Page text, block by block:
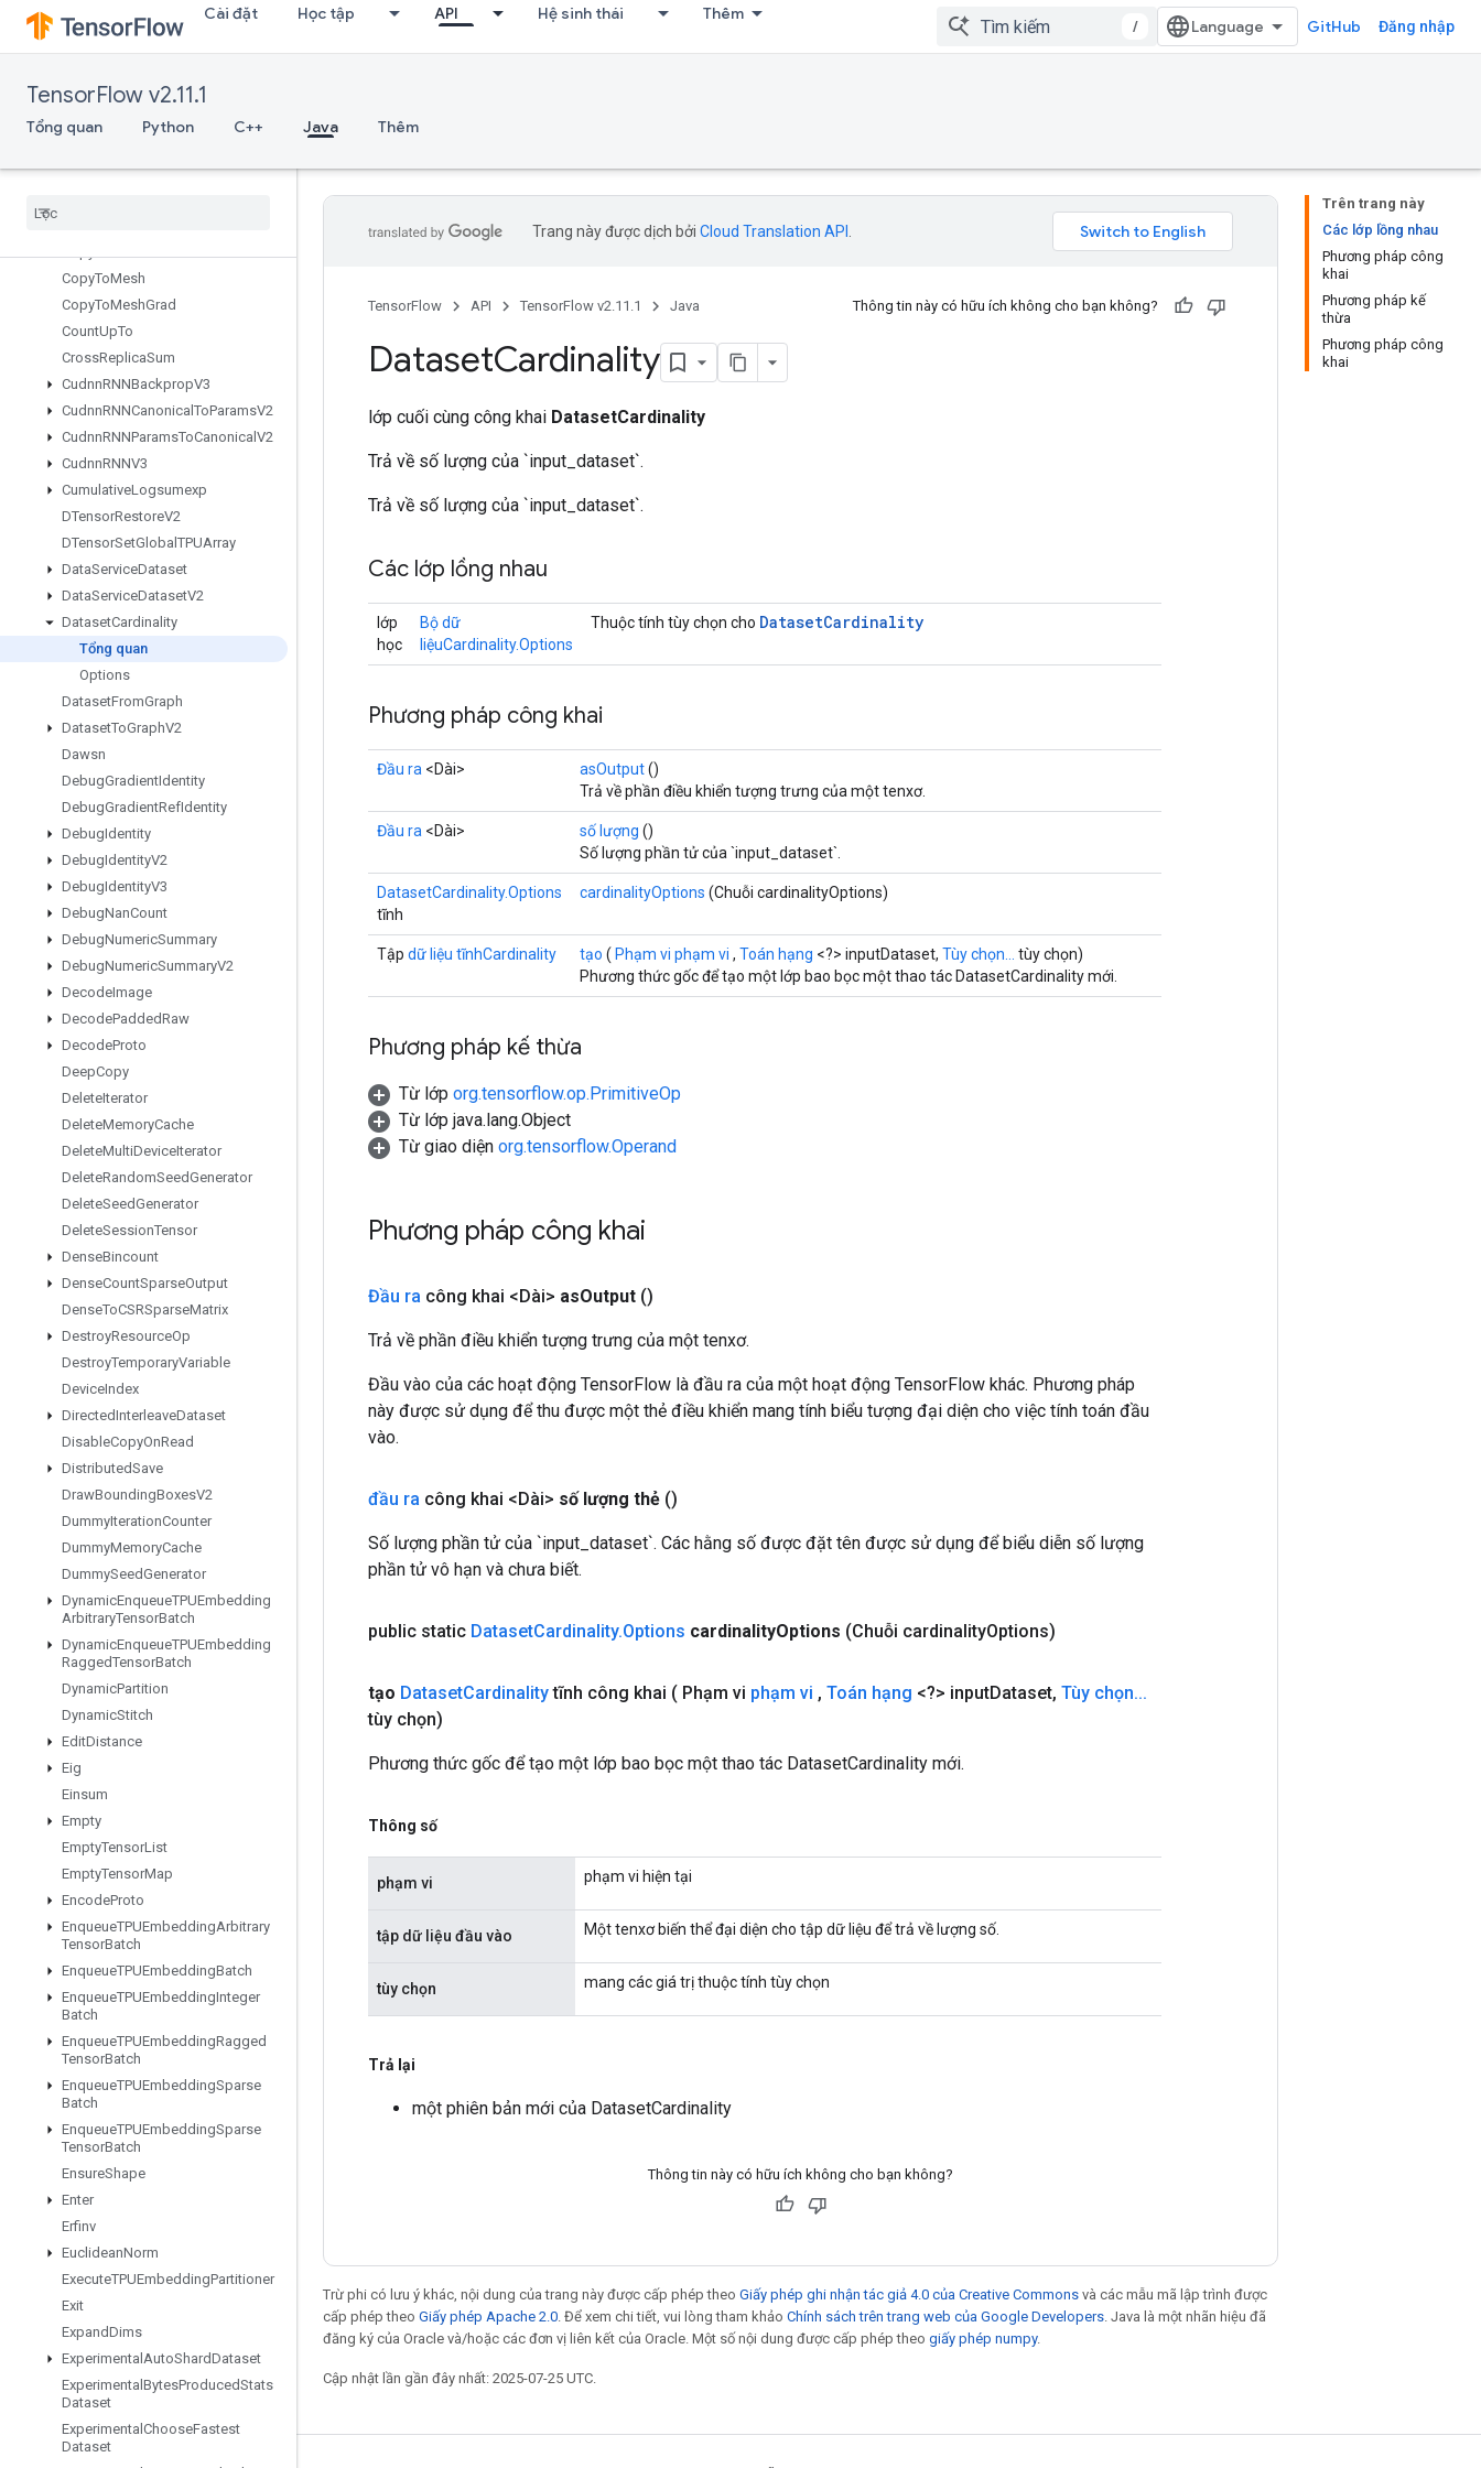
Cài đặt Học tập API Hệ sinh thái Thêm
/ GitHub Đăng nhập
TensorFlow v2.11.1
Tổng quan Python C++ Java Thêm
ConfigureTPUEmbeddingMemory
ConnectTPUEmbeddingHosts
ConsumeMutexLock
ControlTrigger
Conv2DBackpropFilterV2
CopyToMesh
CopyToMeshGrad
CountUpTo
CrossReplicaSum
CudnnRNNBackpropV3
CudnnRNNCanonical ToParamsV2
CudnnRNNParamsToCanonical V2
CudnnRNNV3
CumulativeLogsumexp
DTensorRestoreV2
DTensorSetGlobal TPUArray
DataServiceDataset
DataServiceDatasetV2
DatasetCardinality
Tổng quan
Options
DatasetFromGraph
DatasetToGraphV2
Dawsn
DebugGradientIdentity
DebugGradientRefIdentity
DebugIdentity
DebugIdentityV2
DebugIdentityV3
DebugNanCount
DebugNumericSummary
DebugNumericSummaryV2
DecodeImage
DecodePaddedRaw
DecodeProto
DeepCopy
DeleteIterator
DeleteMemoryCache
DeleteMultiDeviceIterator
DeleteRandomSeedGenerator
DeleteSeedGenerator
DeleteSessionTensor
DenseBincount
DenseCountSparseOutput
DenseToCSRSparseMatrix
DestroyResourceOp
DestroyTemporaryVariable
DeviceIndex
DirectedInterleaveDataset
DisableCopyOnRead
DistributedSave
DrawBoundingBoxesV2
DummyIterationCounter
DummyMemoryCache
DummySeedGenerator
DynamicEnqueueTPUEmbedding
ArbitraryTensorBatch
DynamicEnqueueTPUEmbedding
RaggedTensorBatch
DynamicPartition
DynamicStitch
EditDistance
Eig
Einsum
Empty
EmptyTensorList
EmptyTensorMap
EncodeProto
EnqueueTPUEmbeddingArbitrary
TensorBatch
EnqueueTPUEmbeddingBatch
EnqueueTPUEmbeddingInteger
Batch
EnqueueTPUEmbeddingRagged
TensorBatch
EnqueueTPUEmbeddingSparse
Batch
EnqueueTPUEmbeddingSparse
TensorBatch
EnsureShape
Enter
Erfinv
EuclideanNorm
ExecuteTPUEmbeddingPartitioner
Exit
ExpandDims
Experimental AutoShardDataset
Experimental BytesProducedStats
Dataset
Experimental ChooseFastest
Dataset
Trên trang này
Các lớp lồng nhau
Phương pháp công
khai
Phương pháp kế
thừa
Phương pháp công
khai
Trang này được dịch bởi Cloud Translation API
TensorFlow API TensorFlow v2.11.1 Java Thông tin này có hữu ích không cho bạn không?
DatasetCardinality
lớp cuối cùng công khai DatasetCardinality
Trả về số lượng của `input_dataset`.
Trả về số lượng của `input_dataset`.
Các lớp lồng nhau
lớp
học
Bộ dữ
liệuCardinality.Options
Thuộc tính tùy chọn cho DatasetCardinality
Phương pháp công khai
Đầu ra <Dài> asOutput()
Trả về phần điều khiển tượng trưng của một tenxơ.
Đầu ra <Dài> số lượng ()
Số lượng phần tử của `input_dataset`.
DatasetCardinality.Options
tĩnh
cardinalityOptions (Chuỗi cardinalityOptions)
Tập dữ liệu tĩnhCardinality tạo ( Phạm vi phạm vi , Toán hạng <?> inputDataset, Tùy chọn...
tùy chọn)
Phương thức gốc để tạo một lớp bao bọc một thao tác DatasetCardinality mới.
Phương pháp kế thừa
Từ lớp org.tensorflow.op.PrimitiveOp
Từ lớp java.lang.Object
Từ giao diện org.tensorflow.Operand
Phương pháp công khai
Đầu ra công khai <Dài> asOutput ()
Trả về phần điều khiển tượng trưng của một tenxơ.
Đầu vào của các hoạt động TensorFlow là đầu ra của một hoạt động TensorFlow khác. Phương pháp
này được sử dụng để thu được một thẻ điều khiển mang tính biểu tượng đại diện cho việc tính toán đầu
vào.
đầu ra công khai <Dài> số lượng thẻ ()
Số lượng phần tử của `input_dataset`. Các hằng số được đặt tên được sử dụng để biểu diễn số lượng
phần tử vô hạn và chưa biết.
public static DatasetCardinality.Options cardinalityOptions (Chuỗi cardinalityOptions)
tạo DatasetCardinalitytĩnh công khai ( Phạm vi phạm vi , Toán hạng <?> inputDataset, Tùy chọn...
tùy chọn)
Phương thức gốc để tạo một lớp bao bọc một thao tác DatasetCardinality mới.
Thông số
phạm vi phạm vi hiện tại
tập dữ liệu đầu vào Một tenxơ biến thể đại diện cho tập dữ liệu để trả về lượng số.
tùy chọn mang các giá trị thuộc tính tùy chọn
Trả lại
một phiên bản mới của DatasetCardinality
Thông tin này có hữu ích không cho bạn không?
Trừ phi có lưu ý khác, nội dung của trang này được cấp phép theo Giấy phép ghi nhận tác giả 4.0 của Creative Commons và các mẫu mã lập trình được
cấp phép theo Giấy phép Apache 2.0 . Để xem chi tiết, vui lòng tham khảo Chính sách trên trang web của Google Developers . Java là một nhãn hiệu đã
đăng ký của Oracle và/hoặc các đơn vị liên kết của Oracle. Một số nội dung được cấp phép theo giấy phép numpy.
Cập nhật lần gần đây nhất: 2025-07-25 UTC.